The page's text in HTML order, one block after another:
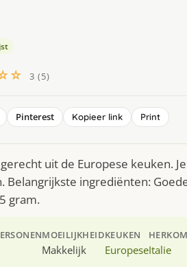
3 (5)
Pinterest Kopieer link Print
uit de Europese keuken.
Belangrijkste ingrediënten:
gram.
MOEILIJKHEID
Makkelijk
KEUKEN
EuropeseItalie